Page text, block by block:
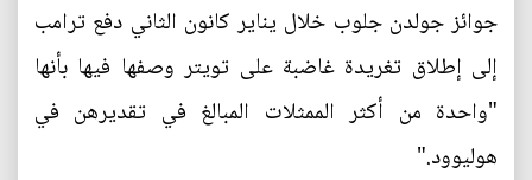
جوائز جولدن جلوب خلال يناير كانون الثاني دفع ترامب
إلى إطلاق تغريدة غاضبة على تويتر وصفها فيها بأنها
"واحدة من أكثر الممثلات المبالغ في تقديرهن في
هوليوود."